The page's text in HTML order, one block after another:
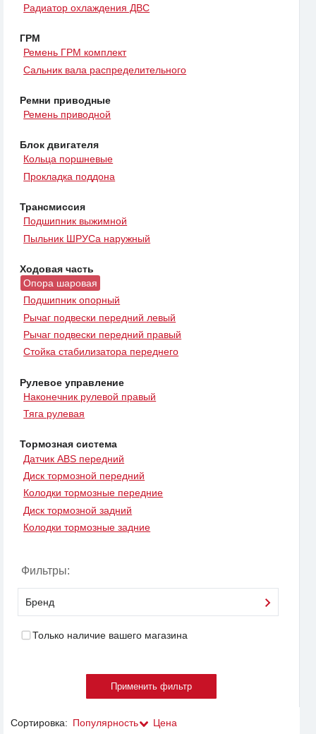
Радиатор охлаждения ДВС
ГРМ
Ремень ГРМ комплект
Сальник вала распределительного
Ремни приводные
Ремень приводной
Блок двигателя
Кольца поршневые
Прокладка поддона
Трансмиссия
Подшипник выжимной
Пыльник ШРУСа наружный
Ходовая часть
Опора шаровая
Подшипник опорный
Рычаг подвески передний левый
Рычаг подвески передний правый
Стойка стабилизатора переднего
Рулевое управление
Наконечник рулевой правый
Тяга рулевая
Тормозная система
Датчик ABS передний
Диск тормозной передний
Колодки тормозные передние
Диск тормозной задний
Колодки тормозные задние
Фильтры:
Бренд
Только наличие вашего магазина
Сортировка: Популярность Цена